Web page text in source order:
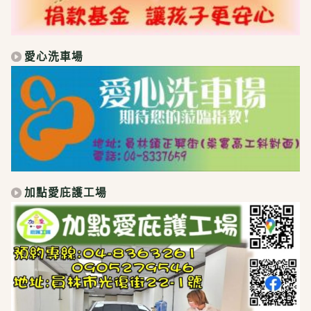
愛心洗車場
加點愛庇護工場